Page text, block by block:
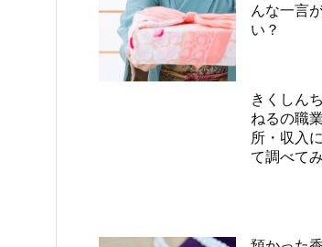
んな一言
い？
きくしん
ねるの職
所・収入
て調べて